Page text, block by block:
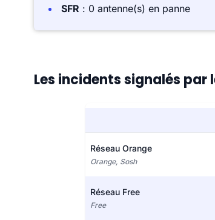
SFR : 0 antenne(s) en panne
Les incidents signalés
Réseau Orange
Orange, Sosh
Réseau Free
Free